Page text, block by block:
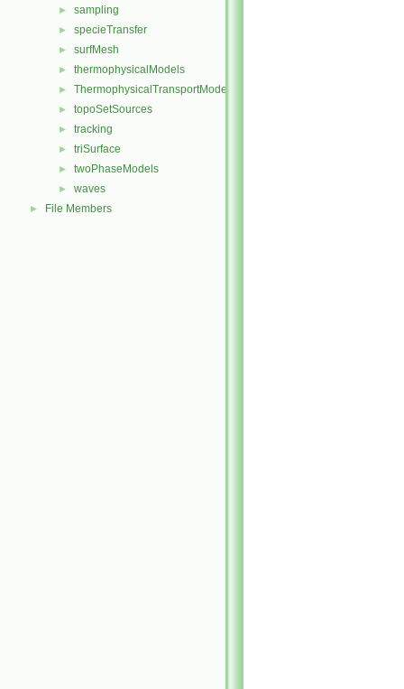
► sampling
► specieTransfer
► surfMesh
► thermophysicalModels
► ThermophysicalTransportModels
► topoSetSources
► tracking
► triSurface
► twoPhaseModels
► waves
► File Members